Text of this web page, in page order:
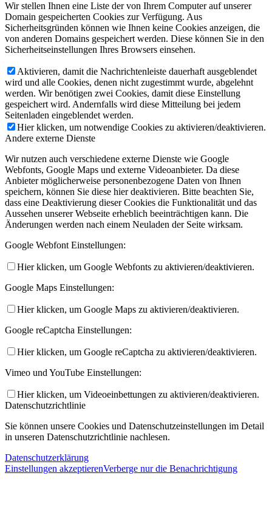
Wir stellen Ihnen eine Liste der von Ihrem Computer auf unserer
Domain gespeicherten Cookies zur Verfügung. Aus
Sicherheitsgründen können wie Ihnen keine Cookies anzeigen, die
von anderen Domains gespeichert werden. Diese können Sie in den
Sicherheitseinstellungen Ihres Browsers einsehen.
Aktivieren, damit die Nachrichtenleiste dauerhaft ausgeblendet
wird und alle Cookies, denen nicht zugestimmt wurde, abgelehnt
werden. Wir benötigen zwei Cookies, damit diese Einstellung
gespeichert wird. Andernfalls wird diese Mitteilung bei jedem
Seitenladen eingeblendet werden.
Hier klicken, um notwendige Cookies zu aktivieren/deaktivieren.
Andere externe Dienste
Wir nutzen auch verschiedene externe Dienste wie Google
Webfonts, Google Maps und externe Videoanbieter. Da diese
Anbieter möglicherweise personenbezogene Daten von Ihnen
speichern, können Sie diese hier deaktivieren. Bitte beachten Sie,
dass eine Deaktivierung dieser Cookies die Funktionalität und das
Aussehen unserer Webseite erheblich beeinträchtigen kann. Die
Änderungen werden nach einem Neuladen der Seite wirksam.
Google Webfont Einstellungen:
Hier klicken, um Google Webfonts zu aktivieren/deaktivieren.
Google Maps Einstellungen:
Hier klicken, um Google Maps zu aktivieren/deaktivieren.
Google reCaptcha Einstellungen:
Hier klicken, um Google reCaptcha zu aktivieren/deaktivieren.
Vimeo und YouTube Einstellungen:
Hier klicken, um Videoeinbettungen zu aktivieren/deaktivieren.
Datenschutzrichtlinie
Sie können unsere Cookies und Datenschutzeinstellungen im Detail
in unseren Datenschutzrichtlinie nachlesen.
Datenschutzerklärung
Einstellungen akzeptierenVerberge nur die Benachrichtigung